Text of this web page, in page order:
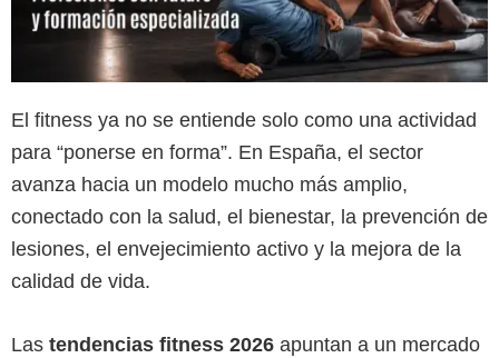
El fitness ya no se entiende solo como una actividad
para “ponerse en forma”. En España, el sector
avanza hacia un modelo mucho más amplio,
conectado con la salud, el bienestar, la prevención de
lesiones, el envejecimiento activo y la mejora de la
calidad de vida.
Las tendencias fitness 2026 apuntan a un mercado